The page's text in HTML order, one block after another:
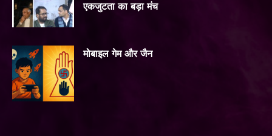
एकजुटता का बड़ा मंच
मोबाइल गेम और जैन